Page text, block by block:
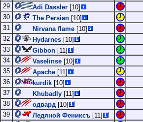
29
Adi Dassler [10]
30
The Persian [10]
31
Nirvana flame [10]
32
Hydarnes [10]
33
Gibbon [11]
34
Vaselinse [10]
35
Apache [11]
36
kurdik [10]
37
Khubadly [11]
38
одвард [10]
39
Ледяной Фениксъ [11]